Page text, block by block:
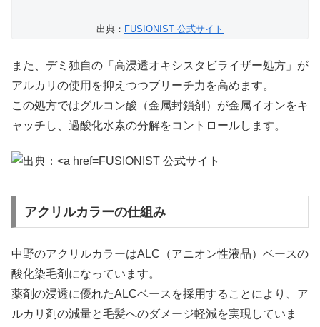
出典： FUSIONIST 公式サイト
また、デミ独自の「高浸透オキシスタビライザー処方」が
アルカリの使用を抑えつつブリーチ力を高めます。
この処方ではグルコン酸（金属封鎖剤）が金属イオンをキ
ャッチし、過酸化水素の分解をコントロールします。
FUSIONIST 公式サイト
アクリルカラーの仕組み
中野のアクリルカラーはALC（アニオン性液晶）ベースの
酸化染毛剤になっています。
薬剤の浸透に優れたALCベースを採用することにより、ア
ルカリ剤の減量と毛髪へのダメージ軽減を実現していま